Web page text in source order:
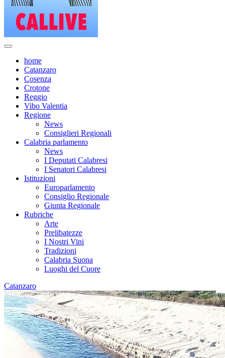
home
Catanzaro
Cosenza
Crotone
Reggio
Vibo Valentia
Regione
News
Consiglieri Regionali
Calabria parlamento
News
I Deputati Calabresi
I Senatori Calabresi
Istituzioni
Europarlamento
Consiglio Regionale
Giunta Regionale
Rubriche
Arte
Prelibatezze
I Nostri Vini
Tradizioni
Calabria Suona
Luoghi del Cuore
Catanzaro